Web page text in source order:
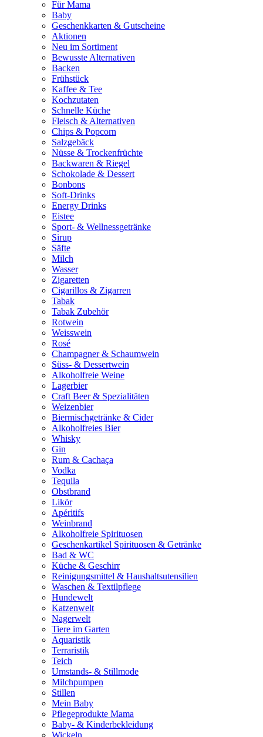
Für Mama
Baby
Geschenkkarten & Gutscheine
Aktionen
Neu im Sortiment
Bewusste Alternativen
Backen
Frühstück
Kaffee & Tee
Kochzutaten
Schnelle Küche
Fleisch & Alternativen
Chips & Popcorn
Salzgebäck
Nüsse & Trockenfrüchte
Backwaren & Riegel
Schokolade & Dessert
Bonbons
Soft-Drinks
Energy Drinks
Eistee
Sport- & Wellnessgetränke
Sirup
Säfte
Milch
Wasser
Zigaretten
Cigarillos & Zigarren
Tabak
Tabak Zubehör
Rotwein
Weisswein
Rosé
Champagner & Schaumwein
Süss- & Dessertwein
Alkoholfreie Weine
Lagerbier
Craft Beer & Spezialitäten
Weizenbier
Biermischgetränke & Cider
Alkoholfreies Bier
Whisky
Gin
Rum & Cachaça
Vodka
Tequila
Obstbrand
Likör
Apéritifs
Weinbrand
Alkoholfreie Spirituosen
Geschenkartikel Spirituosen & Getränke
Bad & WC
Küche & Geschirr
Reinigungsmittel & Haushaltsutensilien
Waschen & Textilpflege
Hundewelt
Katzenwelt
Nagerwelt
Tiere im Garten
Aquaristik
Terraristik
Teich
Umstands- & Stillmode
Milchpumpen
Stillen
Mein Baby
Pflegeprodukte Mama
Baby- & Kinderbekleidung
Wickeln